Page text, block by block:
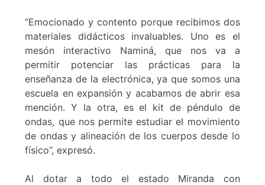
“Emocionado y contento porque recibimos dos
materiales didácticos invaluables. Uno es el
mesón interactivo Naminá, que nos va a
permitir potenciar las prácticas para la
enseñanza de la electrónica, ya que somos una
escuela en expansión y acabamos de abrir esa
mención. Y la otra, es el kit de péndulo de
ondas, que nos permite estudiar el movimiento
de ondas y alineación de los cuerpos desde lo
físico”, expresó.
Al dotar a todo el estado Miranda con